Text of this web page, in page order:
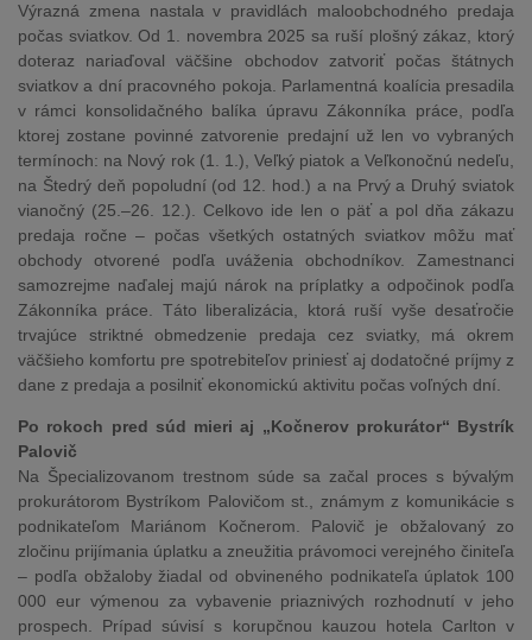
Výrazná zmena nastala v pravidlách maloobchodného predaja
počas sviatkov. Od 1. novembra 2025 sa ruší plošný zákaz, ktorý
doteraz nariaďoval väčšine obchodov zatvoriť počas štátnych
sviatkov a dní pracovného pokoja. Parlamentná koalícia presadila
v rámci konsolidačného balíka úpravu Zákonníka práce, podľa
ktorej zostane povinné zatvorenie predajní už len vo vybraných
termínoch: na Nový rok (1. 1.), Veľký piatok a Veľkonočnú nedeľu,
na Štedrý deň popoludní (od 12. hod.) a na Prvý a Druhý sviatok
vianočný (25.–26. 12.). Celkovo ide len o päť a pol dňa zákazu
predaja ročne – počas všetkých ostatných sviatkov môžu mať
obchody otvorené podľa uváženia obchodníkov. Zamestnanci
samozrejme naďalej majú nárok na príplatky a odpočinok podľa
Zákonníka práce. Táto liberalizácia, ktorá ruší vyše desaťročie
trvajúce striktné obmedzenie predaja cez sviatky, má okrem
väčšieho komfortu pre spotrebiteľov priniesť aj dodatočné príjmy z
dane z predaja a posilniť ekonomickú aktivitu počas voľných dní.
Po rokoch pred súd mieri aj „Kočnerov prokurátor“ Bystrík
Palovič
Na Špecializovanom trestnom súde sa začal proces s bývalým
prokurátorom Bystríkom Palovičom st., známym z komunikácie s
podnikateľom Mariánom Kočnerom. Palovič je obžalovaný zo
zločinu prijímania úplatku a zneužitia právomoci verejného činiteľa
– podľa obžaloby žiadal od obvineného podnikateľa úplatok 100
000 eur výmenou za vybavenie priaznivých rozhodnutí v jeho
prospech. Prípad súvisí s korupčnou kauzou hotela Carlton v